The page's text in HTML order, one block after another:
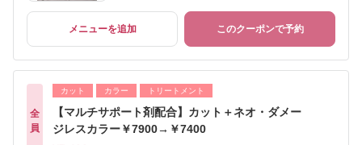
メニューを追加 このクーポンで予約
全
員
カット カラー トリートメント
【マルチサポート剤配合】カット＋ネオ・ダメー
ジレスカラー￥7900→￥7400